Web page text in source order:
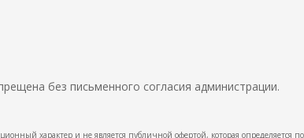
без письменного согласия администрации.
характер и не является публичной офертой, которая определяется